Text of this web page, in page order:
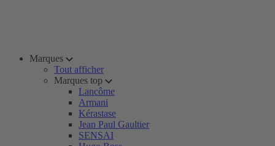
Marques
Tout afficher
Marques top
Lancôme
Armani
Kérastase
Jean Paul Gaultier
SENSAI